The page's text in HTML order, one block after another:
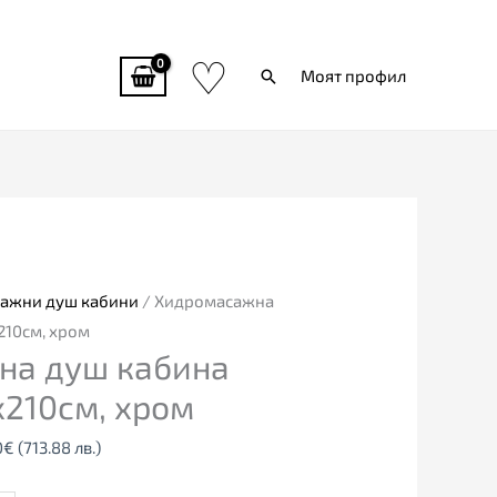
♡ ТърсиМоят профил
душ кабини / Хидромасажна
хром
душ кабина
хром
€ (713.88 лв.)
365.00€
лв.).